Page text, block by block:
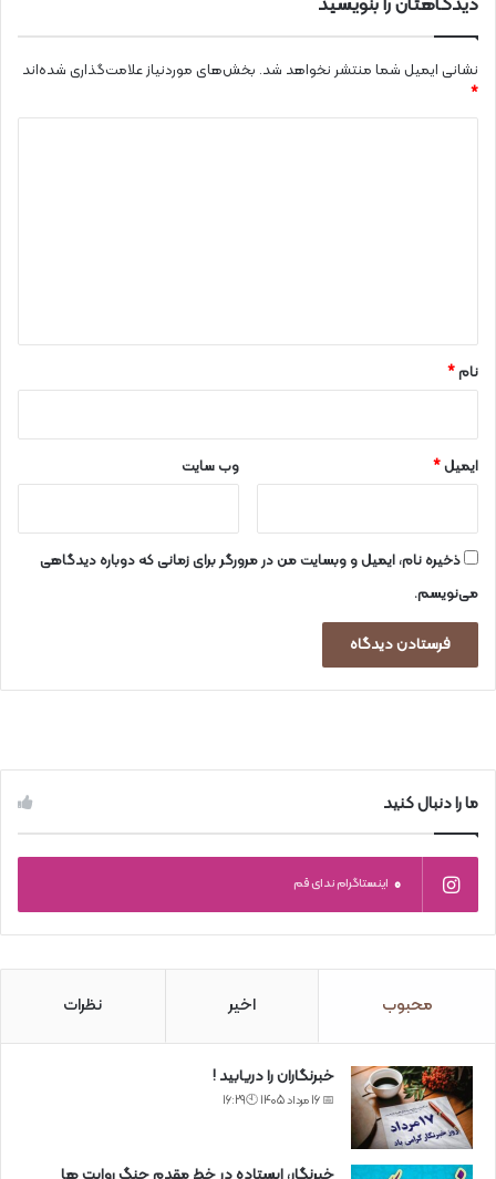
دیدگاهتان را بنویسید
نشانی ایمیل شما منتشر نخواهد شد. بخش‌های موردنیاز علامت‌گذاری شده‌اند
*
نام*
ایمیل* وب‌ سایت
ذخیره نام، ایمیل و وبسایت من در مرورگر برای زمانی که دوباره دیدگاهی
می‌نویسم.
ما را دنبال کنید
0 اینستاگرام ندای قم
محبوب اخیر نظرات
خبرنگاران را دریابید !
📅 16 مرداد 1405 🕙16:29